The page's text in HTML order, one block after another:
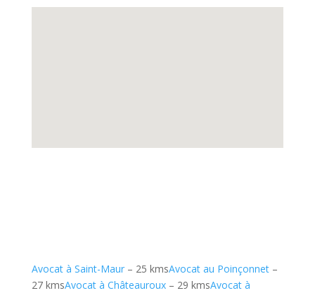
Avocat à Saint-Maur– 25 kmsAvocat au Poinçonnet–
27 kmsAvocat à Châteauroux– 29 kmsAvocat à